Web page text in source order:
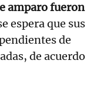
amparo fueron
espera que sus
de
de acuerdo